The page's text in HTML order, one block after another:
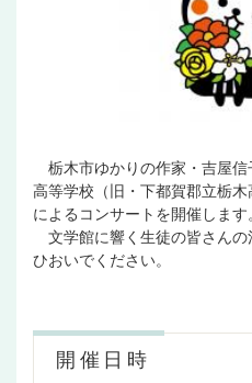
栃木市ゆかりの作家・吉屋信
高等学校（旧・下都賀郡立栃
によるコンサートを開催します
文学館に響く生徒の皆さんの
ひおいでください。
開催日時